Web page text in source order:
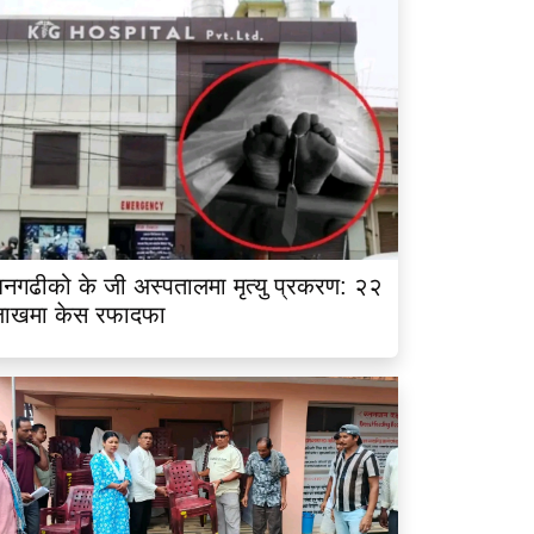
के जी अस्पतालमा मृत्यु प्रकरण: २२
केस रफादफा